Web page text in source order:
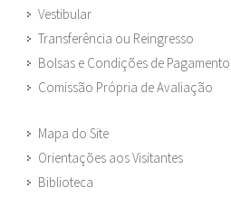
Vestibular
Transferência ou Reingresso
Bolsas e Condições de Pagamento
Comissão Própria de Avaliação
Mapa do Site
Orientações aos Visitantes
Biblioteca